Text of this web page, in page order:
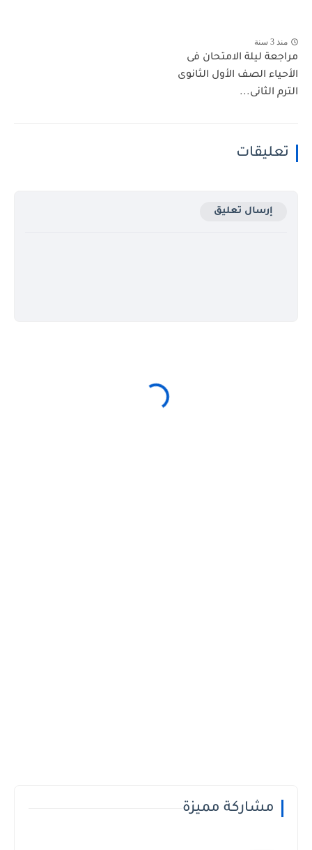
منذ 3 سنة
مراجعة ليلة الامتحان فى
الأحياء الصف الأول الثانوى
الترم الثانى...
تعليقات
إرسال تعليق
مشاركة مميزة